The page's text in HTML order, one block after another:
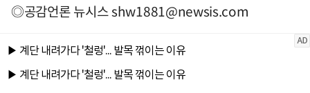
◎공감언론 뉴시스shw1881@newsis.com